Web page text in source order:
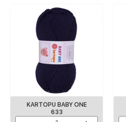
KARTOPU BABY ONE
633